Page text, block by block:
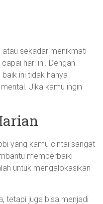
atau sekadar menikmati
hari ini. Dengan
ini tidak hanya
Jika kamu ingin
yang kamu cintai sangat
memperbaiki
untuk mengalokasikan
tetapi juga bisa menjadi